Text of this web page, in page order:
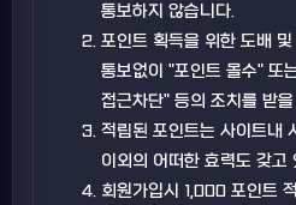
통보하지 않습니다.
포인트 획득을 위한 도배
통보없이 "포인트 몰수" 또
접근차단" 등의 조치를 받을
적립된 포인트는 사이트내
이외의 어떠한 효력도 갖고
회원가입시 1,000 포인트